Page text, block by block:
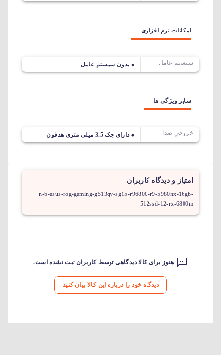
امکانات نرم افزاری
سیستم عامل بدون سیستم عامل
سایر ویژگی ها
خروجیِ صدا دارای جک 3.5 میلی متری هدفون
امتیاز و دیدگاه کاربران
n-b-asus-rog-gaming-g513qy-sg15-r96800-r9-5980hx-16gb-
512ssd-12-rx-6800m
هنوز برای کالا دیدگاهی توسط کاربران ثبت نشده است.
دیدگاه خود را درباره این کالا بیان کنید